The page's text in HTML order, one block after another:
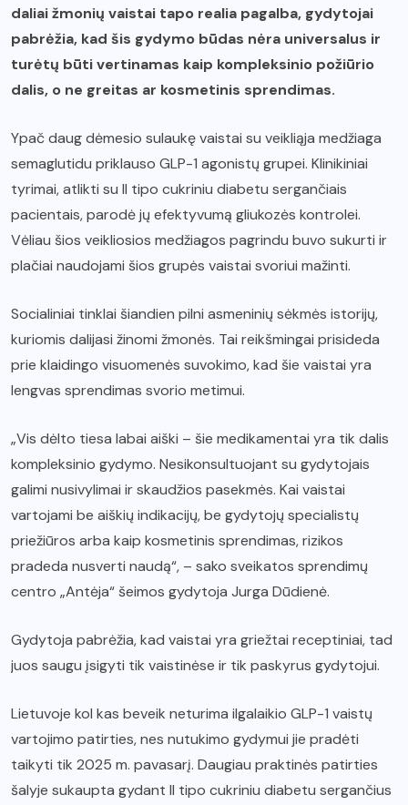
daliai žmonių vaistai tapo realia pagalba, gydytojai
pabrėžia, kad šis gydymo būdas nėra universalus ir
turėtų būti vertinamas kaip kompleksinio požiūrio
dalis, o ne greitas ar kosmetinis sprendimas.
Ypač daug dėmesio sulaukę vaistai su veikliąja medžiaga
semaglutidu priklauso GLP-1 agonistų grupei. Klinikiniai
tyrimai, atlikti su II tipo cukriniu diabetu sergančiais
pacientais, parodė jų efektyvumą gliukozės kontrolei.
Vėliau šios veikliosios medžiagos pagrindu buvo sukurti ir
plačiai naudojami šios grupės vaistai svoriui mažinti.
Socialiniai tinklai šiandien pilni asmeninių sėkmės istorijų,
kuriomis dalijasi žinomi žmonės. Tai reikšmingai prisideda
prie klaidingo visuomenės suvokimo, kad šie vaistai yra
lengvas sprendimas svorio metimui.
„Vis dėlto tiesa labai aiški – šie medikamentai yra tik dalis
kompleksinio gydymo. Nesikonsultuojant su gydytojais
galimi nusivylimai ir skaudžios pasekmės. Kai vaistai
vartojami be aiškių indikacijų, be gydytojų specialistų
priežiūros arba kaip kosmetinis sprendimas, rizikos
pradeda nusverti naudą“, – sako sveikatos sprendimų
centro „Antėja“ šeimos gydytoja Jurga Dūdienė.
Gydytoja pabrėžia, kad vaistai yra griežtai receptiniai, tad
juos saugu įsigyti tik vaistinėse ir tik paskyrus gydytojui.
Lietuvoje kol kas beveik neturima ilgalaikio GLP-1 vaistų
vartojimo patirties, nes nutukimo gydymui jie pradėti
taikyti tik 2025 m. pavasarį. Daugiau praktinės patirties
šalyje sukaupta gydant II tipo cukriniu diabetu sergančius